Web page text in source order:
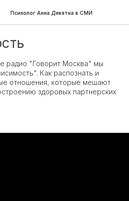
Психолог Анна Девятка в СМИ
радио "Говорит Москва" мы
Как распознать и
отношения, которые мешают
здоровых партнерских